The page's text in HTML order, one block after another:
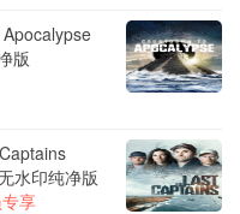
版
水印纯净版
享